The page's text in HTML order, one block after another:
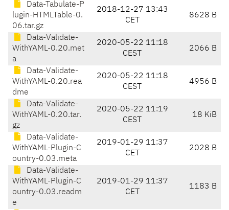
Data-Tabulate-P
lugin-HTMLTable-0.
06.tar.gz
2018-12-27 13:43
CET
8628 B
Data-Validate-
WithYAML-0.20.met
a
2020-05-22 11:18
CEST
2066 B
Data-Validate-
WithYAML-0.20.rea
dme
2020-05-22 11:18
CEST
4956 B
Data-Validate-
WithYAML-0.20.tar.
gz
2020-05-22 11:19
CEST
18 KiB
Data-Validate-
WithYAML-Plugin-C
ountry-0.03.meta
2019-01-29 11:37
CET
2028 B
Data-Validate-
WithYAML-Plugin-C
ountry-0.03.readm
e
2019-01-29 11:37
CET
1183 B